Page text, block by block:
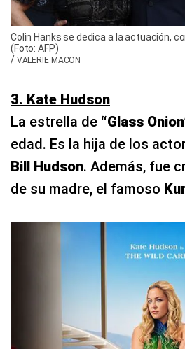
Colin Hanks se dedica a la actuación,
(Foto: AFP)
/ VALERIE MACON
3. Kate Hudson
La estrella de “Glass
edad. Es la hija de los
Bill Hudson. Además, fue
de su madre, el famoso